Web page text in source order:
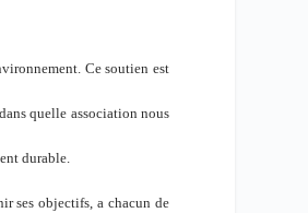
Ce soutien est
quelle association nous
durable.
ses objectifs, a chacun de